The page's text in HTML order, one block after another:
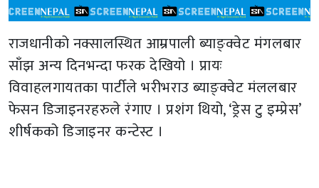
राजधानीको नक्सालस्थित आम्रपाली ब्याङ्क्वेट मंगलबार
साँझ अन्य दिनभन्दा फरक देखियो । प्रायः
विवाहलगायतका पार्टीले भरीभराउ ब्याङ्क्वेट मंललबार
फेसन डिजाइनरहरुले रंगाए । प्रशंग थियो, ‘ड्रेस टु इम्प्रेस’
शीर्षकको डिजाइनर कन्टेस्ट ।